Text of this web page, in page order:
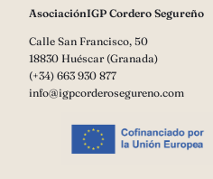
AsociaciónIGP Cordero Segureño
Calle San Francisco, 50
18830 Huéscar (Granada)
(+34) 663 930 877
info@igpcorderosegureno.com